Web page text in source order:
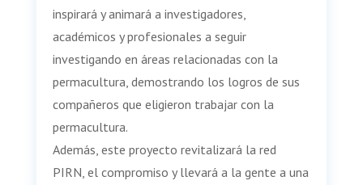
inspirará y animará a investigadores,
académicos y profesionales a seguir
investigando en áreas relacionadas con la
permacultura, demostrando los logros de sus
compañeros que eligieron trabajar con la
permacultura.
Además, este proyecto revitalizará la red
PIRN, el compromiso y llevará a la gente a una